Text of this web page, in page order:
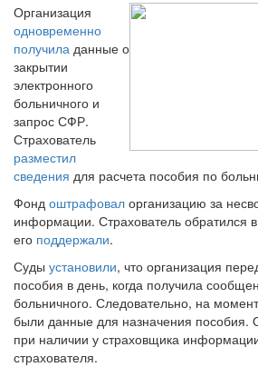
Организация
одновременно
получила данные о
закрытии
электронного
больничного и
запрос СФР.
Страхователь
разместил
сведения для расчета пособия по
Фонд оштрафовал организацию за
информации. Страхователь обратился
его поддержали.
Суды установили, что организация
пособия в день, когда получила
больничного. Следовательно, на
были данные для назначения пособия.
при наличии у страховщика
страхователя.